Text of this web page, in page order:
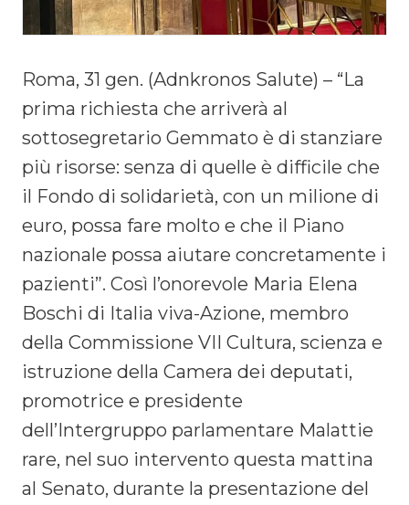
Roma, 31 gen. (Adnkronos Salute) – “La
prima richiesta che arriverà al
sottosegretario Gemmato è di stanziare
più risorse: senza di quelle è difficile che
il Fondo di solidarietà, con un milione di
euro, possa fare molto e che il Piano
nazionale possa aiutare concretamente i
pazienti”. Così l’onorevole Maria Elena
Boschi di Italia viva-Azione, membro
della Commissione VII Cultura, scienza e
istruzione della Camera dei deputati,
promotrice e presidente
dell’Intergruppo parlamentare Malattie
rare, nel suo intervento questa mattina
al Senato, durante la presentazione del